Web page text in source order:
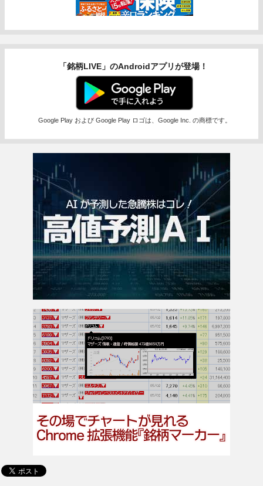
「銘柄LIVE」のAndroidアプリが登場！
Google Play および Google Play ロゴは、Google Inc. の商標です。